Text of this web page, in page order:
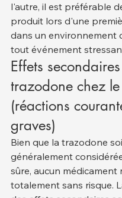
l'autre, il est préférable
produit lors d'une
dans un environnement
tout événement
Effets
trazodone chez
(réactions
graves)
Bien que la trazodone
généralement
sûre, aucun médicament
totalement sans risque.